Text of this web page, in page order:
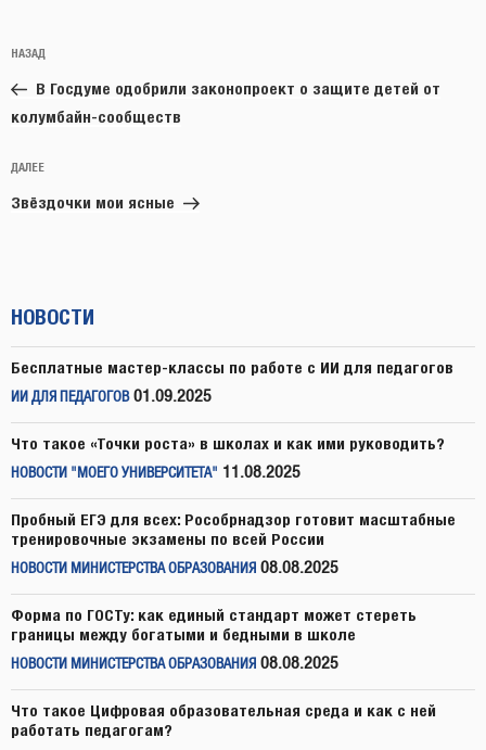
по
записям
Предыдущая
запись:
НАЗАД
В Госдуме одобрили законопроект о защите детей от
колумбайн-сообществ
Следующая
запись
ДАЛЕЕ
Звёздочки мои ясные
НОВОСТИ
Бесплатные мастер-классы по работе с ИИ для педагогов
ИИ ДЛЯ ПЕДАГОГОВ 01.09.2025
Что такое «Точки роста» в школах и как ими руководить?
НОВОСТИ "МОЕГО УНИВЕРСИТЕТА" 11.08.2025
Пробный ЕГЭ для всех: Рособрнадзор готовит масштабные
тренировочные экзамены по всей России
НОВОСТИ МИНИСТЕРСТВА ОБРАЗОВАНИЯ 08.08.2025
Форма по ГОСТу: как единый стандарт может стереть
границы между богатыми и бедными в школе
НОВОСТИ МИНИСТЕРСТВА ОБРАЗОВАНИЯ 08.08.2025
Что такое Цифровая образовательная среда и как с ней
работать педагогам?